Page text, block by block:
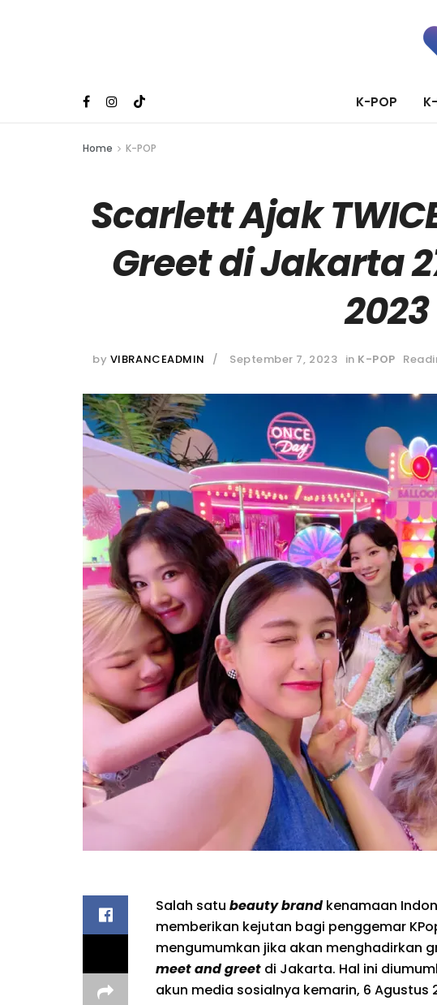
K-POP
Home K-POP
Scarlett Ajak
Greet di Jakarta
2023
by VIBRANCEADMIN September 7, 2023 in K-POP
Salah satu beauty brand kenamaan
memberikan kejutan bagi penggemar
mengumumkan jika akan menghadirkan
meet and greet di Jakarta. Hal ini
akun media sosialnya kemarin, 6 Agustus